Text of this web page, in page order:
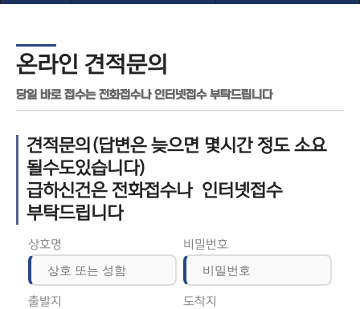
온라인 견적문의
당일 바로 접수는 전화접수나 인터넷접수 부탁드립니다
견적문의(답변은 늦으면 몇시간 정도 소요
될수도있습니다)
급하신건은 전화접수나 인터넷접수
부탁드립니다
상호명 비밀번호
출발지 도착지